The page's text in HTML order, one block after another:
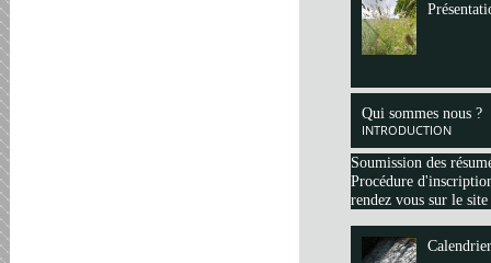
Qui sommes nous ?
INTRODUCTION
Soumission des
Procédure
rendez vous sur le
Calendrier